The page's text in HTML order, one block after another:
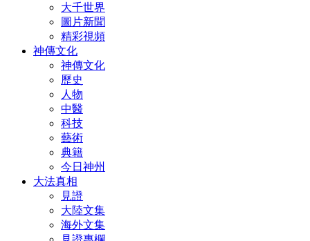
大千世界
圖片新聞
精彩視頻
神傳文化
神傳文化
歷史
人物
中醫
科技
藝術
典籍
今日神州
大法真相
見證
大陸文集
海外文集